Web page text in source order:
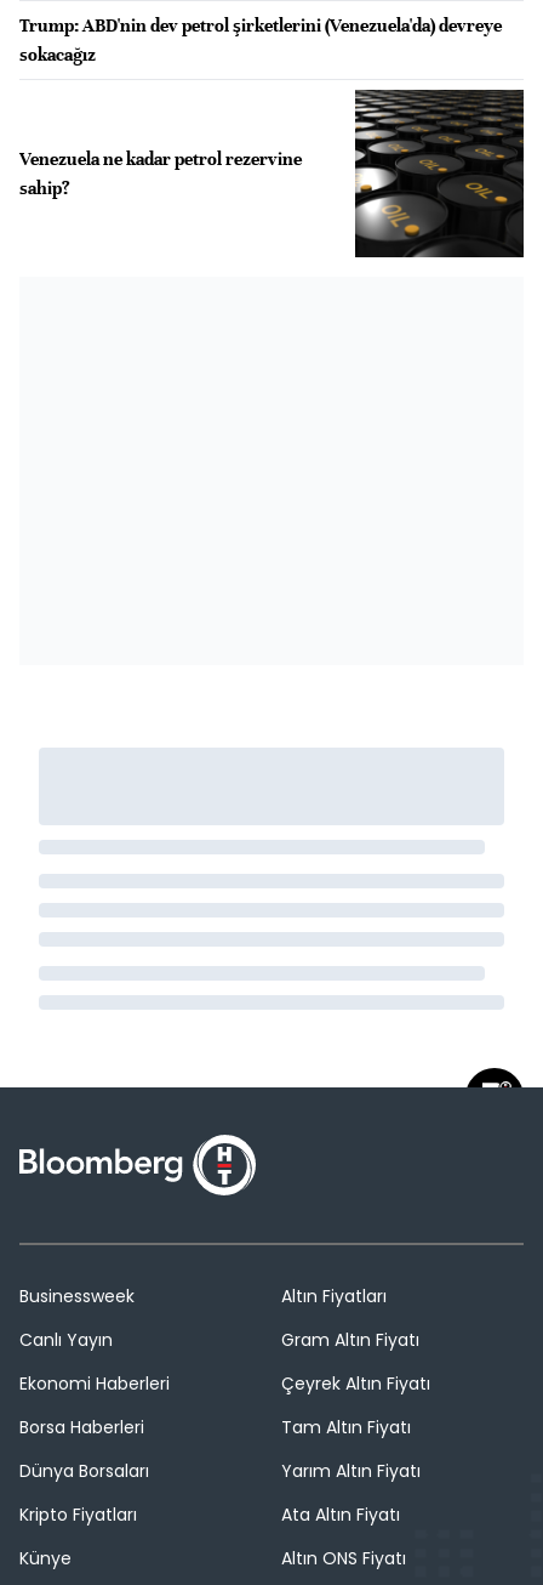
Trump: ABD'nin dev petrol şirketlerini (Venezuela'da) devreye
sokacağız
Venezuela ne kadar petrol rezervine
sahip?
Businessweek
Canlı Yayın
Ekonomi Haberleri
Borsa Haberleri
Dünya Borsaları
Kripto Fiyatları
Künye
Altın Fiyatları
Gram Altın Fiyatı
Çeyrek Altın Fiyatı
Tam Altın Fiyatı
Yarım Altın Fiyatı
Ata Altın Fiyatı
Altın ONS Fiyatı